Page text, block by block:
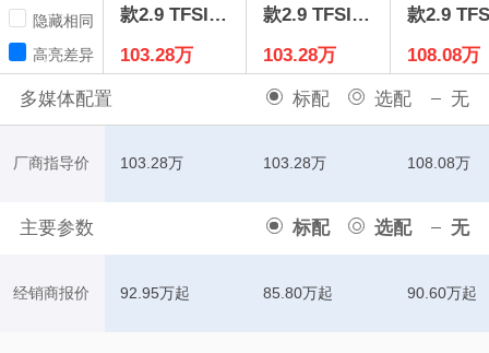
隐藏相同
高亮差异
款2.9 TFSIq
103.28万
款2.9 TFSIq
103.28万
款2.9
uattro竞
量版
108.08万
多媒体配置 标配 选配 无
厂商指导价
主要参数 标配 选配 无
经销商报价
103.28万 103.28万 108.08万
92.95万起 85.80万起 90.60万起